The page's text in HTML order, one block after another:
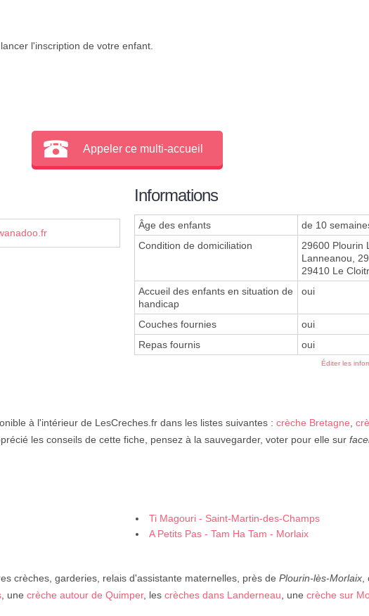
l'inscription de votre enfant.
Appeler ce multi-accueil
Informations
Âge des enfants
de 10
Condition de domiciliation
29600 Plourin
Lanneanou,
29410 Le
Accueil des enfants en situation de
handicap
oui
Couches fournies
oui
Repas fournis
oui
Éditer les
à l'intérieur de LesCreches.fr dans les listes suivantes : crèche Bretagne
les conseils de cette fiche, pensez à la sauvegarder, voter pour elle sur
Ti Magouri - Saint-Martin-des-Champs
A Petits Pas - Tam Ha Tam - Morlaix
crèches, garderies, relais d'assistante maternelles, près de Plourin-lès-Morlaix
, une crèche autour de Quimper, les crèches dans Landerneau , une crèche sur